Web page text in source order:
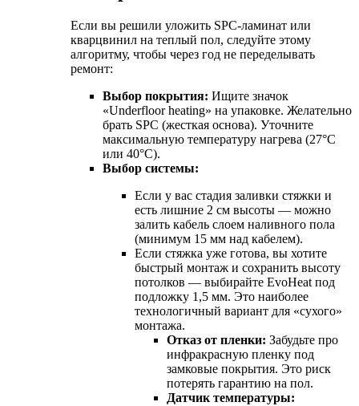
Если вы решили уложить SPC-ламинат или
кварцвинил на теплый пол, следуйте этому
алгоритму, чтобы через год не переделывать
ремонт:
Выбор покрытия: Ищите значок
«Underfloor heating» на упаковке. Желательно
брать SPC (жесткая основа). Уточните
максимальную температуру нагрева (27°C
или 40°C).
Выбор системы:
Если у вас стадия заливки стяжки и
есть лишние 2 см высоты — можно
залить кабель слоем наливного пола
(минимум 15 мм над кабелем).
Если стяжка уже готова, вы хотите
быстрый монтаж и сохранить высоту
потолков — выбирайте EvoHeat под
подложку 1,5 мм. Это наиболее
технологичный вариант для «сухого»
монтажа.
Отказ от пленки: Забудьте про
инфракрасную пленку под
замковые покрытия. Это риск
потерять гарантию на пол.
Датчик температуры: